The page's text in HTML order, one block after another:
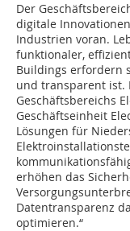
Der
digitale
Industrien voran.
funktionaler,
Buildings erfordern
und transparent ist.
Geschäftsbereichs
Geschäftseinheit
Lösungen für
erhöhen das
Datentransparenz
optimieren.“